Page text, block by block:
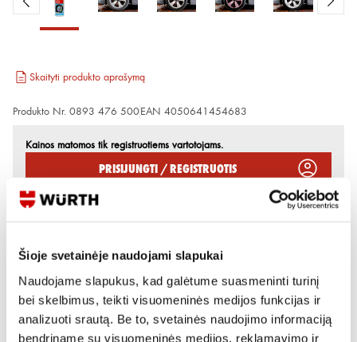
Šioje svetainėje naudojami slapukai
Naudojame slapukus, kad galėtume suasmeninti turinį
bei skelbimus, teikti visuomeninės medijos funkcijas ir
analizuoti srautą. Be to, svetainės naudojimo informaciją
bendriname su visuomeninės medijos, reklamavimo ir
Skaityti produkto aprašymą
Produkto Nr. 0893 476 500 EAN 4050641454683
Kainos matomos tik registruotiems vartotojams.
Prisijungti / Registruotis
Reikia daugiau informacijos?
Rodyti artimiausią parduotuvę
Skambinti:+370 694 91387